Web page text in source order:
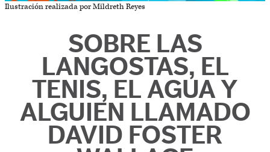
Ilustración realizada por Mildreth Reyes
SOBRE LAS
LANGOSTAS, EL
TENIS, EL AGUA Y
ALGUIEN LLAMADO
DAVID FOSTER